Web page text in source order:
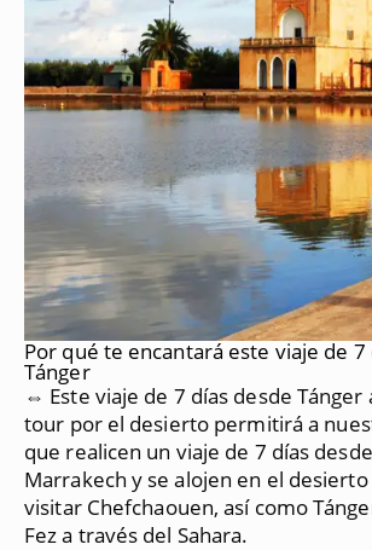
Por qué te encantará este viaje de 7
Tánger
⇔ Este viaje de 7 días desde Tánger
tour por el desierto permitirá a
que realicen un viaje de 7 días
Marrakech y se alojen en el
visitar Chefchaouen, así como
Fez a través del Sahara.